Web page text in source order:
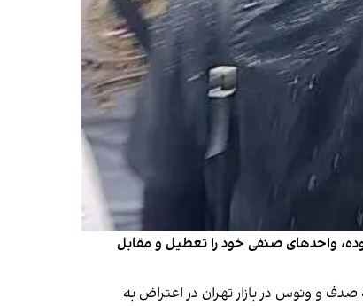
واحدهای صنفی خود را تعطیل و مقابل
۲۴ اردیبهشت در پاساژهای مختلف از جمله صدف و ونوس در بازار تهران در اعتراض به